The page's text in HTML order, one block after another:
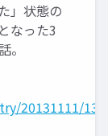
」状態の
なった3
。
20131111/